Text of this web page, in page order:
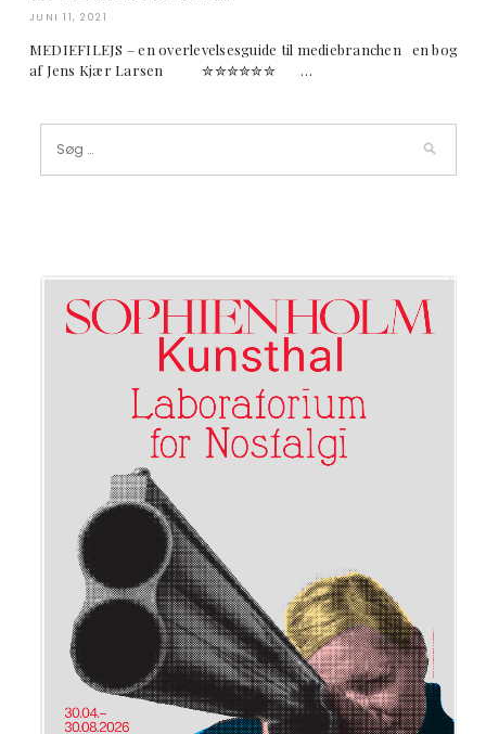
JUNI 11, 2021
MEDIEFILEJS – en overlevelsesguide til mediebranchen en bog
af Jens Kjær Larsen ✮✮✮✮✮✮ …